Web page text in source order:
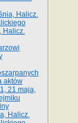
Halicz.
Halicz.
aktów
21 maja,
Halicz.